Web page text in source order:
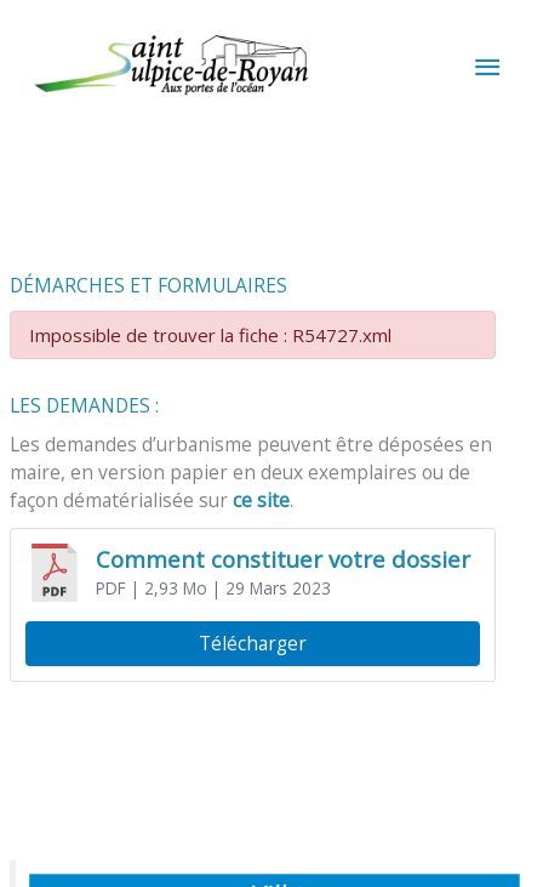
DÉMARCHES ET FORMULAIRES
Impossible de trouver la fiche : R54727.xml
LES DEMANDES :
Les demandes d’urbanisme peuvent être déposées en
maire, en version papier en deux exemplaires ou de
façon dématérialisée surce site.
Comment constituer votre dossier
PDF| 2,93 Mo | 29 Mars 2023
Télécharger